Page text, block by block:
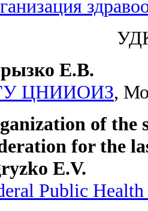
Е.В.
ЦНИИОИЗ,
of the
for the
E.V.
Public